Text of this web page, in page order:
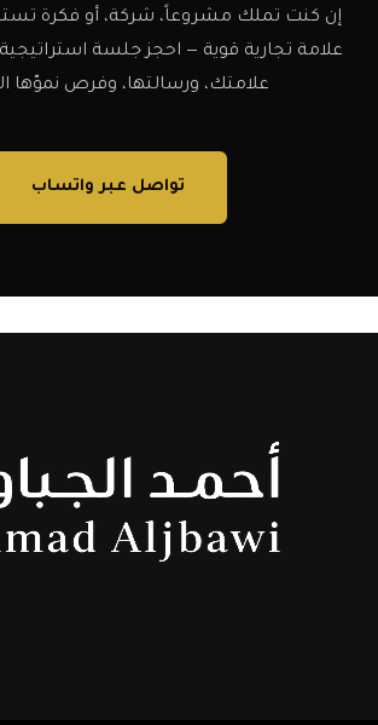
إن كنت تملك مشروعاً، شركة، أو فكرة
علامة تجارية قوية — احجز جلسة
علامتك، ورسالتها، وفرص نموّها
تواصل عبر واتساب